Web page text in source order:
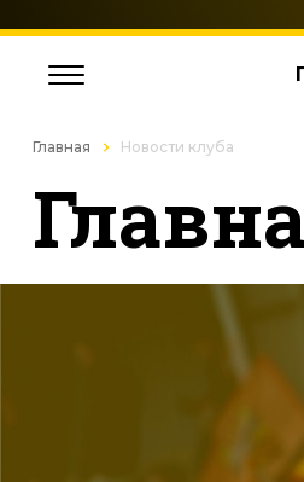
Главная Новости клуба